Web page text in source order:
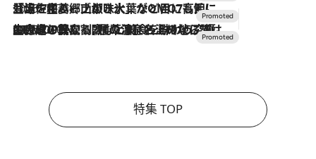
2026.7.17
「土佐和ハーブかき氷」がOMO7高知に登場！生姜、山椒、大葉など目にも舌にも涼を呼ぶ郷土の味
2026.7.10
NEW OPEN！【界 草津】名湯の地に誕生。趣の異なる2種の温泉と上州ならではの会席・蕎麦割烹など美食を味わう究極の癒やし旅
特集 TOP